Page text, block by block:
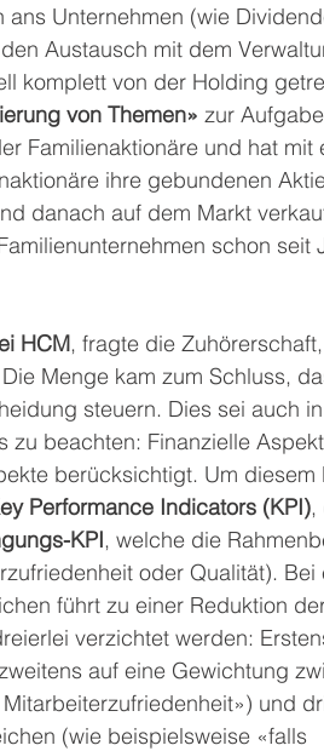
Unternehmen (wie
Austausch mit dem
komplett von der Holding
von Themen» zur
Familienaktionäre und hat mit
ihre gebundenen
danach auf dem Markt
schon seit
HCM, fragte die
Menge kam zum Schluss,
steuern. Dies sei auch
beachten: Finanzielle
berücksichtigt. Um diesem
Performance Indicators (KPI),
KPI, welche die
oder Qualität).
führt zu einer Reduktion
verzichtet werden:
auf eine Gewichtung
und
(wie beispielsweise «falls